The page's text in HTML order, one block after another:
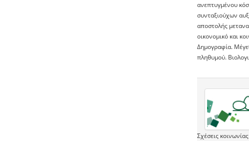
ανεπτυγμένου
συνταξιούχων
αποστολής
οικονομικό και
Δημογραφία.
πληθυμού.
Σχέσεις